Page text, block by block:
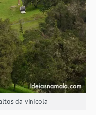
da vinícola